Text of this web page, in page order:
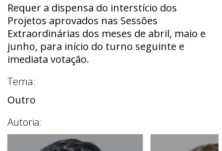
Requer a dispensa do interstício dos
Projetos aprovados nas Sessões
Extraordinárias dos meses de abril, maio e
junho, para início do turno seguinte e
imediata votação.
Tema:
Outro
Autoria: